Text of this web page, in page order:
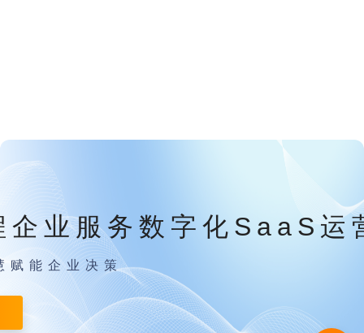
企业服务数字化SaaS运
赋能企业决策